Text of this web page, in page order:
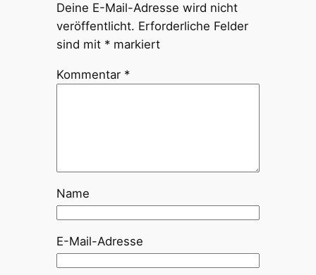
Deine E-Mail-Adresse wird nicht
veröffentlicht. Erforderliche Felder
sind mit *markiert
Kommentar *
Name
E-Mail-Adresse